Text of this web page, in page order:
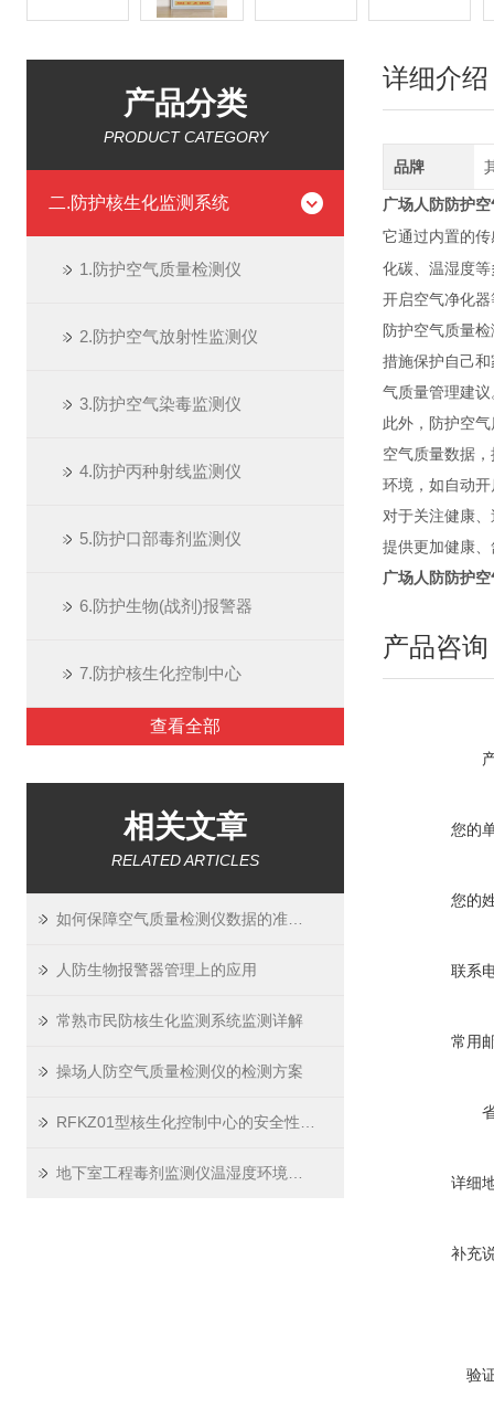
产品分类
PRODUCT CATEGORY
二.防护核生化监测系统
1.防护空气质量检测仪
2.防护空气放射性监测仪
3.防护空气染毒监测仪
4.防护丙种射线监测仪
5.防护口部毒剂监测仪
6.防护生物(战剂)报警器
7.防护核生化控制中心
查看全部
相关文章
RELATED ARTICLES
人防生物报警器管理上的应用
常熟市民防核生化监测系统监测详解
操场人防空气质量检测仪的检测方案
详细介绍
品牌
广场人防防护空
它通过内置的
化碳、温湿度
开启空气净化
防护空气质量
措施保护自己
气质量管理建议
此外，防护空
空气质量数据
环境，如自动
对于关注健康
提供更加健康
广场人防防护空
产品咨询
您的
您的
联系
常用
详细
补充
验